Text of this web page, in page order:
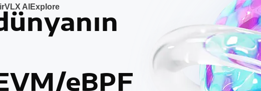
VLX Al Explore
eBPF